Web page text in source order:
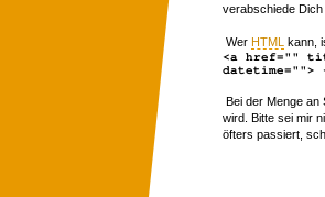
verabschiede
Wer HTML kann,
<a href=""
datetime="">
Bei der Menge an
wird. Bitte sei mir
öfters passiert,